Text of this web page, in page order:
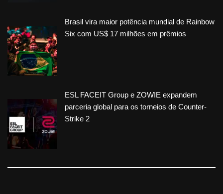
Brasil vira maior potência mundial de Rainbow
Six com US$ 17 milhões em prêmios
ESL FACEIT Group e ZOWIE expandem
parceria global para os torneios de Counter-
Strike 2